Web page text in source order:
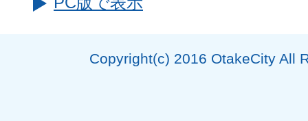
Copyright(c) 2016 OtakeCity All